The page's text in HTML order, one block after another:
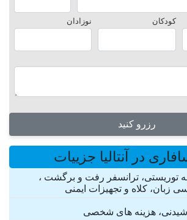
کودکان نوزادان
رزرو کنید
در آنتالیا جزییات
توریستی، ترانسفر رفت و برگشت ،
زبان، کلاه و تجهیزات ایمنی
هزینه های شخصی